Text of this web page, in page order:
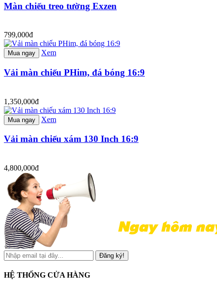
Màn chiếu treo tường Exzen
799,000đ
Mua ngay Xem
Vải màn chiếu PHim, đá bóng 16:9
1,350,000đ
Mua ngay Xem
Vải màn chiếu xám 130 Inch 16:9
4,800,000đ
Đăng ký!
HỆ THỐNG CỬA HÀNG